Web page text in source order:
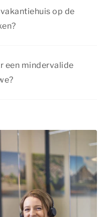
op de
een mindervalide